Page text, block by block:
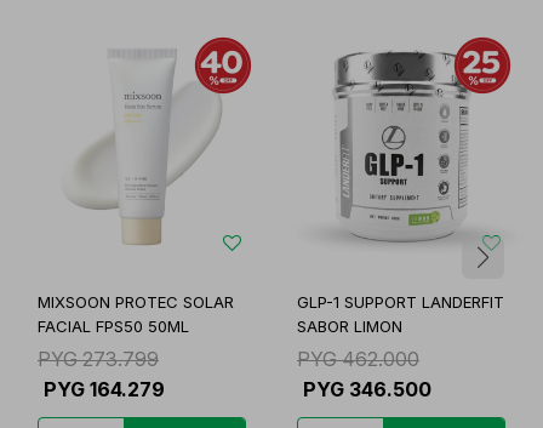
MIXSOON PROTEC SOLAR
FACIAL FPS50 50ML
PYG 273.799
PYG 164.279
GLP-1 SUPPORT LANDERFIT
SABOR LIMON
PYG 462.000
PYG 346.500